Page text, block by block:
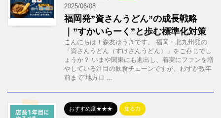
2025/06/08
福岡発”資さんうどん”の成長戦略
｜”すかいらーく”と歩む標準化対策
こんにちは！森友ゆうきです。 福岡・北九州発の
「資さんうどん（すけさんうどん）」をご存じでし
ょうか？ いまや関東にも進出し、着実にファンを増
やしている注目の飲食チェーンですが、わずか数年
前まで“地方ロ ...
おすすめ度★★★ 知る力